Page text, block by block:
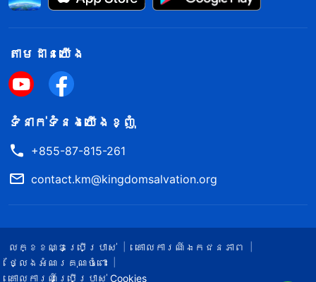
តាម​ដាន​យើង​
ទំនាក់​ទំនង​យើង​ខ្ញុំ
+855-87-815-261
contact.km@kingdomsalvation.org
លក្ខខណ្ឌ​ប្រើប្រាស់​
គោលការណ៍ឯកជនភាព
ថ្លែងអំណរគុណចំពោះ
គោលការណ៍ប្រើប្រាស់ Cookies